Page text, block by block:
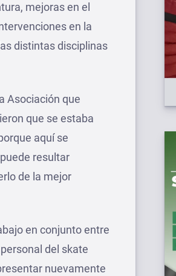
mejoras en el
en la
distintas disciplinas
Asociación que
que se estaba
aquí se
resultar
de la mejor
en conjunto entre
del skate
nuevamente